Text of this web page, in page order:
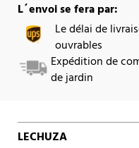
L´envoi se fera par:
Le délai de
ouvrables
Expédition de
de jardin
LECHUZA